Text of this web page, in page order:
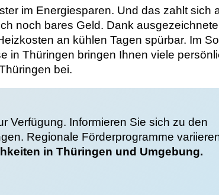
im Energiesparen. Und das zahlt sich
noch bares Geld. Dank
an kühlen Tagen spürbar. Im
in Thüringen bringen Ihnen viele
bei.
Verfügung. Informieren Sie sich zu den
Regionale Förderprogramme
in Thüringen und Umgebung.